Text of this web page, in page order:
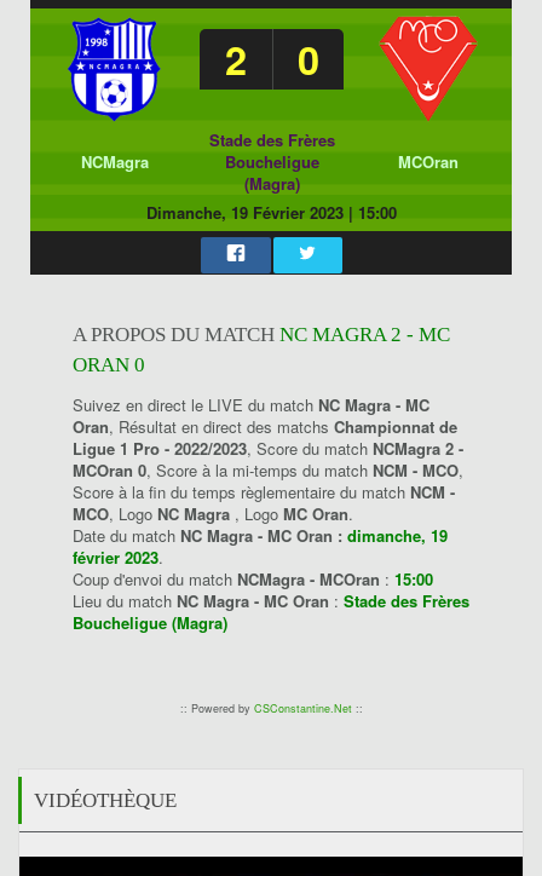
2 0
NCMagra
Stade des Frères
Boucheligue
(Magra)
MCOran
Dimanche, 19 Février 2023| 15:00
A PROPOS DU MATCH NC MAGRA 2 - MC
ORAN 0
Suivez en direct le LIVE du match NC Magra - MC
Oran, Résultat en direct des matchs Championnat de
Ligue 1 Pro - 2022/2023, Score du match NCMagra 2 -
MCOran 0, Score à la mi-temps du match NCM - MCO,
Score à la fin du temps règlementaire du match NCM -
MCO, Logo NC Magra , Logo MC Oran.
Date du match NC Magra - MC Oran : dimanche, 19
février 2023.
Coup d'envoi du match NCMagra - MCOran : 15:00
Lieu du match NC Magra - MC Oran : Stade des Frères
Boucheligue (Magra)
:: Powered by CSConstantine.Net::
VIDÉOTHÈQUE